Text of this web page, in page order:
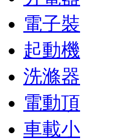
電子裝
起動機
洗滌器
電動頂
車載小